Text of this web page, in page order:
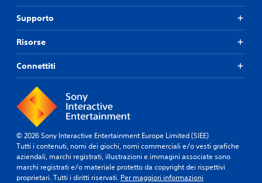
Supporto
Risorse
Connettiti
© 2026 Sony Interactive Entertainment Europe Limited (SIEE)
Tutti i contenuti, nomi dei giochi, nomi commerciali e/o vesti grafiche
aziendali, marchi registrati, illustrazioni e immagini associate sono
marchi registrati e/o materiale protetto da copyright dei rispettivi
proprietari. Tutti i diritti riservati. Per maggiori informazioni